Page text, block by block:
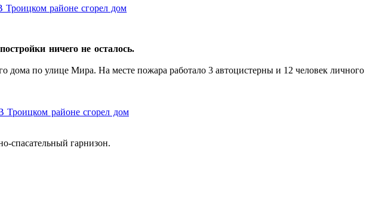
ничего не осталось.
дома по улице Мира. На месте пожара работало 3 автоцистерны и 12 человек личного
спасательный гарнизон.